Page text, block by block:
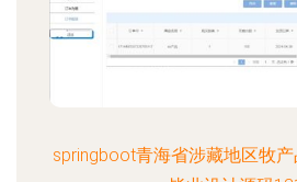
springboot青海省涉藏地区牧